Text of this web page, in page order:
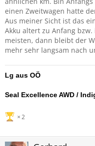
einen Zweitwagen hatte
Aus meiner Sicht ist das
Akku altert zu Anfang
meisten, dann bleibt der
mehr sehr langsam nach
Lg aus OÖ
Seal Excellence AWD /
2